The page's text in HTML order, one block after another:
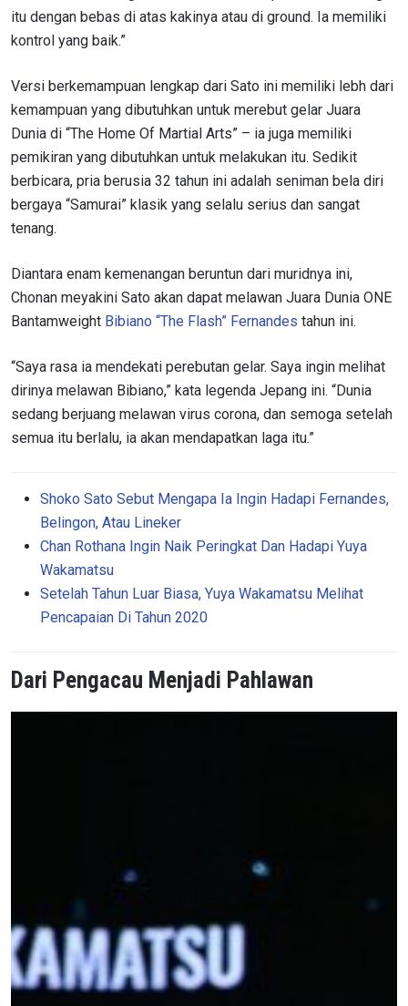
itu dengan bebas di atas kakinya atau di ground. Ia memiliki
kontrol yang baik.”
Versi berkemampuan lengkap dari Sato ini memiliki lebh dari
kemampuan yang dibutuhkan untuk merebut gelar Juara
Dunia di “The Home Of Martial Arts” – ia juga memiliki
pemikiran yang dibutuhkan untuk melakukan itu. Sedikit
berbicara, pria berusia 32 tahun ini adalah seniman bela diri
bergaya “Samurai” klasik yang selalu serius dan sangat
tenang.
Diantara enam kemenangan beruntun dari muridnya ini,
Chonan meyakini Sato akan dapat melawan Juara Dunia ONE
Bantamweight Bibiano “The Flash” Fernandes tahun ini.
“Saya rasa ia mendekati perebutan gelar. Saya ingin melihat
dirinya melawan Bibiano,” kata legenda Jepang ini. “Dunia
sedang berjuang melawan virus corona, dan semoga setelah
semua itu berlalu, ia akan mendapatkan laga itu.”
Shoko Sato Sebut Mengapa Ia Ingin Hadapi Fernandes,
Belingon, Atau Lineker
Chan Rothana Ingin Naik Peringkat Dan Hadapi Yuya
Wakamatsu
Setelah Tahun Luar Biasa, Yuya Wakamatsu Melihat
Pencapaian Di Tahun 2020
Dari Pengacau Menjadi Pahlawan